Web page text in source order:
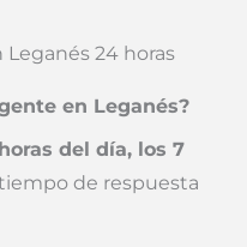
24 horas
en Leganés?
del día, los 7
de respuesta